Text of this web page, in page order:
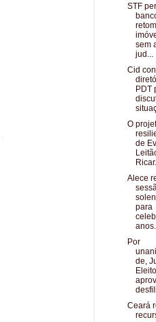
STF
sem
jud...
Cid
PDT
O
de
Alece
para
Por
de,
Ceará